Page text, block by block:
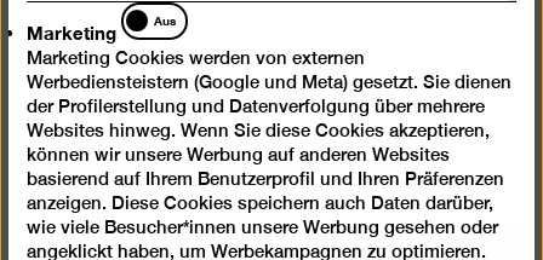
Weitere Kunstpreise
Marketing
Marketing
Aus
Marketing Cookies werden von externen
Werbediensteistern (Google und Meta) gesetzt. Sie dienen
der Profilerstellung und Datenverfolgung über mehrere
Websites hinweg. Wenn Sie diese Cookies akzeptieren,
können wir unsere Werbung auf anderen Websites
basierend auf Ihrem Benutzerprofil und Ihren Präferenzen
anzeigen. Diese Cookies speichern auch Daten darüber,
wie viele Besucher*innen unsere Werbung gesehen oder
angeklickt haben, um Werbekampagnen zu optimieren.